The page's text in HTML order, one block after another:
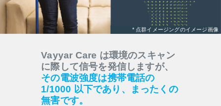
* 点群イメージングのイメージ画像
Vayyar Care は環境のスキャン
に際して信号を発信しますが、
その電波強度は携帯電話の
1/1000 以下であり、まったくの
無害です。